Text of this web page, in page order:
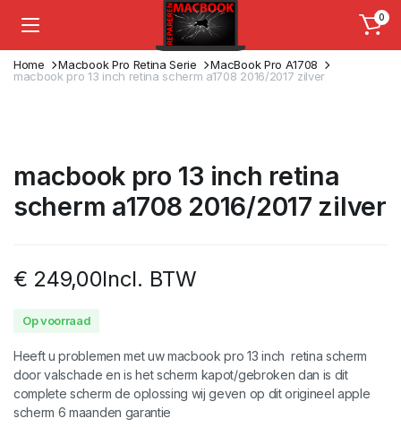
0
Home Macbook Pro Retina Serie
MacBook Pro A1708
macbook pro 13 inch retina scherm a1708 2016/2017 zilver
macbook pro 13 inch retina
scherm a1708 2016/2017 zilver
€ 249,00Incl. BTW
Op voorraad
Heeft u problemen met uw macbook pro 13 inch retina scherm
door valschade en is het scherm kapot/gebroken dan is dit
complete scherm de oplossing wij geven op dit origineel apple
scherm 6 maanden garantie